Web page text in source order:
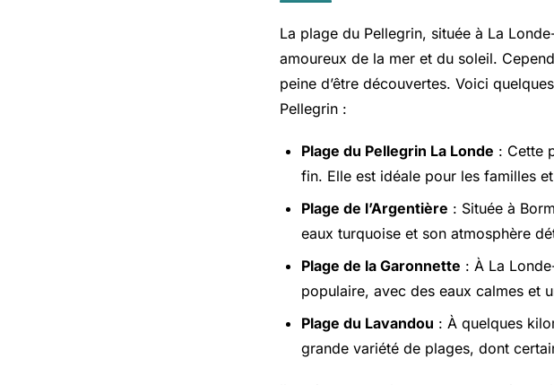
La plage du Pellegrin, située à La
amoureux de la mer et du soleil.
peine d’être découvertes. Voici
Pellegrin :
Plage du Pellegrin La Londe : Cette
fin. Elle est idéale pour les familles
Plage de l’Argentière : Située à
eaux turquoise et son atmosphère
Plage de la Garonnette : À La
populaire, avec des eaux calmes et
Plage du Lavandou : À quelques
grande variété de plages, dont